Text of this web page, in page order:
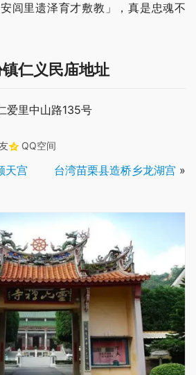
闾里遗泽育才敷教」，真是忠魂不
仁义民庙地址
爱里中山路135号
QQ空间
天宫 台湾苗栗县造桥乡龙湖宫 »